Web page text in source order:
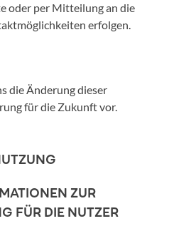
oder per Mitteilung an die
erfolgen.
die Änderung dieser
für die Zukunft vor.
ZUR
FÜR DIE NUTZER